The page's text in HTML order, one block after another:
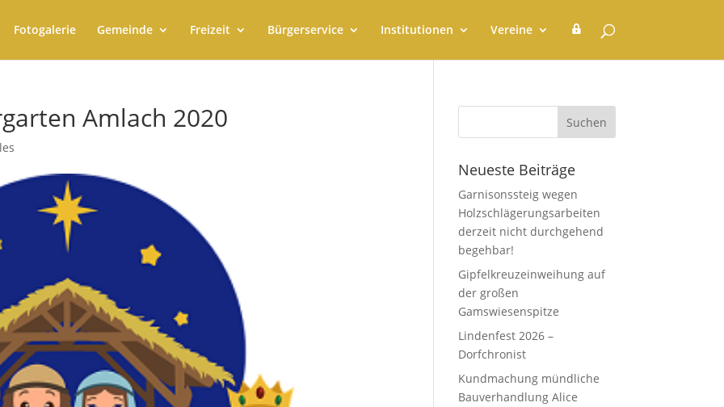
Fotogalerie Gemeinde Freizeit Bürgerservice Institutionen Vereine
e
e
r
a
t
Amlach 2020
Neueste Beiträge
Garnisonssteig wegen
Holzschlägerungsarbeiten
derzeit nicht durchgehend
begehbar!
Gipfelkreuzeinweihung auf
der großen
Gamswiesenspitze
Lindenfest 2026 –
Dorfchronist
Kundmachung mündliche
Bauverhandlung Alice